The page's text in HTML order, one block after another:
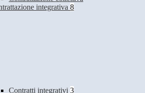
integrativa 8
Contratti integrativi 3